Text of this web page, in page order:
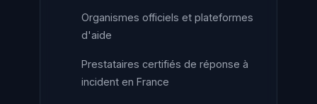
Organismes officiels et plateformes
d'aide
Prestataires certifiés de réponse à
incident en France